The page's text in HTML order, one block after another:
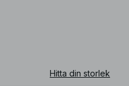
Hitta din storlek